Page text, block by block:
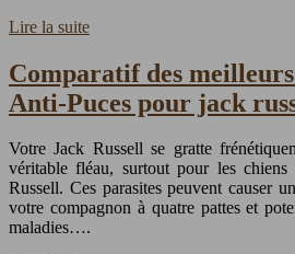
Lire la suite
Comparatif des
Anti-Puces pour jack
Votre Jack Russell se gratte
véritable fléau, surtout pour les chiens
Russell. Ces parasites peuvent causer
votre compagnon à quatre pattes et
maladies….